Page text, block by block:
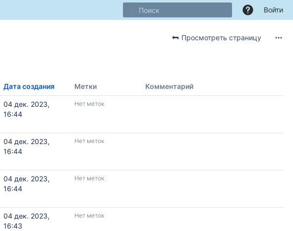
Войти
Просмотреть страницу
Дата создания Метки Комментарий
04 дек. 2023,
16:44
Нет меток
04 дек. 2023,
16:44
Нет меток
04 дек. 2023,
16:44
Нет меток
04 дек. 2023,
16:43
Нет меток